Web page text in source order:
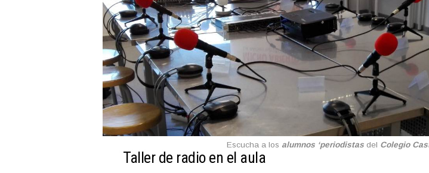
Escucha a los alumnos ‘periodistas del Colegio
Taller de radio en el aula